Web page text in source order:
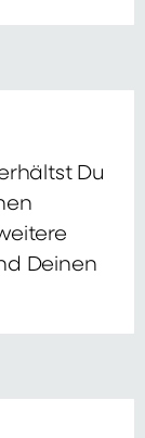
Du
Deinen